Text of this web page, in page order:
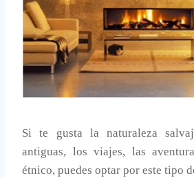
Si te gusta la naturaleza
antiguas, los viajes, las
étnico, puedes optar por este tipo